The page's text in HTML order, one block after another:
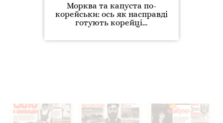
Морква та капуста по-
корейськи: ось як насправді
готують корейці…